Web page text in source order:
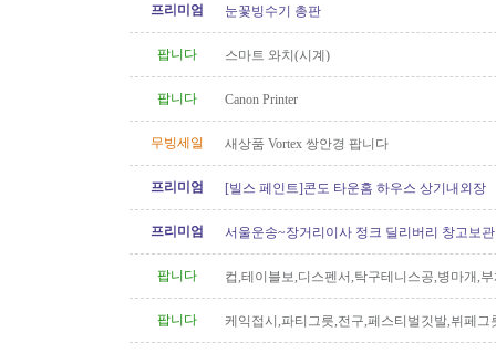
프리미엄
눈꽃빙수기 총판
팝니다 스마트 와치(시계)
팝니다 Canon Printer
무빙세일 새상품 Vortex 쌍안경 팝니다
프리미엄 [빌스 페인트]콘도 타운홈 하우스 상기내외장
프리미엄
서울운송~장거리이사 정크 딜리버리 창고보관
팝니다
컵,테이블보,디스펜서,탁구테니스공,병마개,
팝니다
케익접시,파티그릇,전구,페스티벌깃발,뷔페그